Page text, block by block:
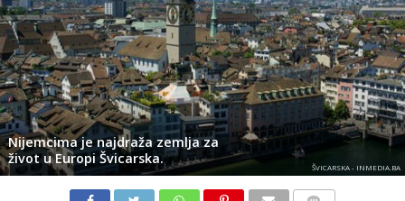
Nijemcima je najdraža zemlja za
život u Europi Švicarska.
ŠVICARSKA - INMEDIA.BA